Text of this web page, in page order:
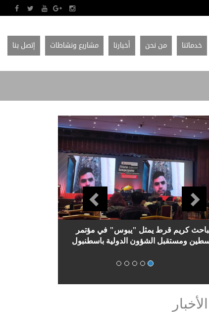
خدماتنا من نحن أخبارنا مشاريع ونشاطات إتصل بنا
الباحث كريم قرط يمثل
فلسطين ومستقبل الشؤون
مؤتمر فلسطين الثاني
Previous Next